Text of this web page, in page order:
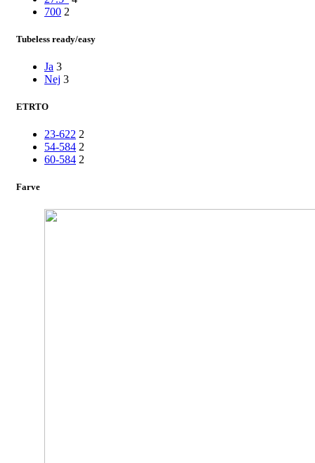
700 2
Tubeless ready/easy
Ja 3
Nej 3
ETRTO
23-622 2
54-584 2
60-584 2
Farve